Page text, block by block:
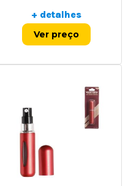
+ detalhes
Ver preço